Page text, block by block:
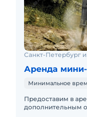
Санкт-Петербург
Аренда мини-
Минимальное
Предоставим в
дополнительным